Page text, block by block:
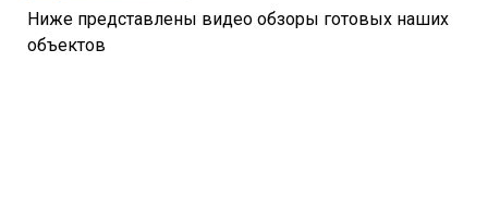
Ниже представлены видео обзоры готовых наших
объектов